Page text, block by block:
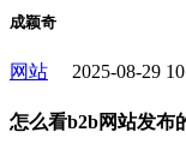
成颖奇
网站 2025-08-29
怎么看b2b网站发布